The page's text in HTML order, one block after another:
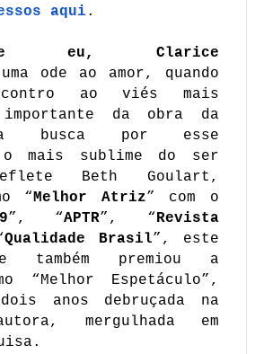
aqui .
eu, Clarice
ode ao amor, quando
ao viés mais
da obra da
busca por esse
o mais sublime do ser
Beth Goulart,
“ Melhor Atriz” com o
”, “APTR”, “ Revista
Qualidade Brasil”, este
também premiou a
“Melhor Espetáculo”,
anos debruçada na
mergulhada em